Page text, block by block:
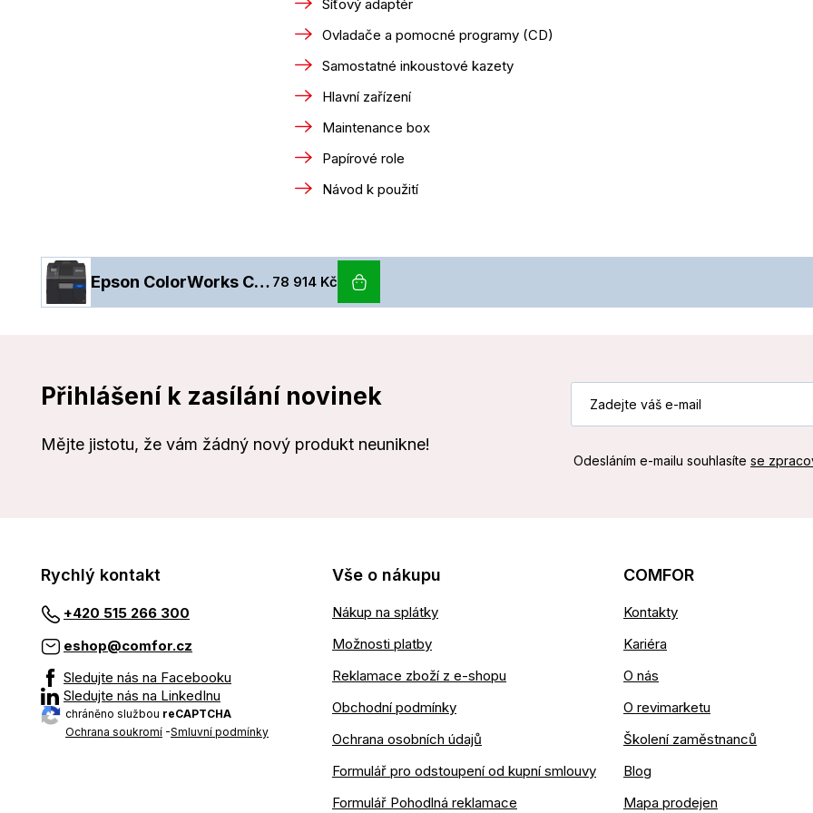
Síťový adaptér
Ovladače a pomocné programy (CD)
Samostatné inkoustové kazety
Hlavní zařízení
Maintenance box
Papírové role
Návod k použití
Epson ColorWorks C6000Ae - lesk 78 914 Kč
Přihlášení k zasílání novinek
Mějte jistotu, že vám žádný nový produkt neunikne!
Odesláním e-mailu souhlasíte se
Rychlý kontakt
+420 515 266 300
eshop@comfor.cz
Sledujte nás na Facebooku
Sledujte nás na LinkedInu
chráněno službou reCAPTCHA
Ochrana soukromí -Smluvní podmínky
Vše o nákupu
Nákup na splátky
Možnosti platby
Reklamace zboží z e-shopu
Obchodní podmínky
Ochrana osobních údajů
Formulář pro odstoupení od kupní smlouvy
Formulář Pohodlná reklamace
COMFOR
Kontakty
Kariéra
O nás
O revimarketu
Školení zaměstnanců
Blog
Mapa prodejen